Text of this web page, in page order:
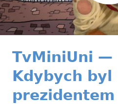
TvMiniUni —
Kdybych byl
prezidentem